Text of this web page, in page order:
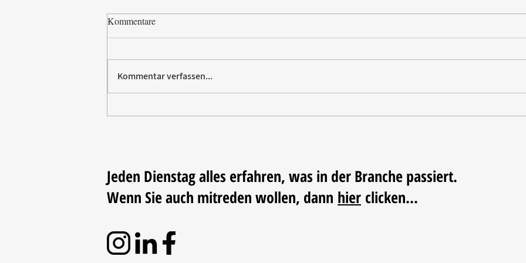
Paw Patrol erobert die
Tischdekoration mit Mehrwert:
Kommentare
Kommentar verfassen...
Jeden Dienstag alles erfahren, was in der Branche passiert.
Wenn Sie auch mitreden wollen, dann hier clicken...